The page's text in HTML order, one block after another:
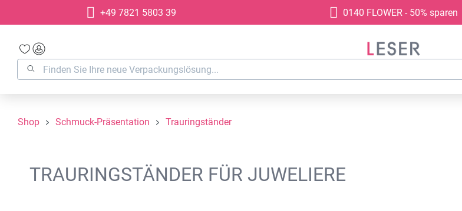
Zur Hauptnavigation springen
+49 7821 5803 39 0140 FLOWER - 50% sparen
Shop Schmuck-Präsentation Trauringständer
TRAURINGSTÄNDER FÜR JUWELIERE